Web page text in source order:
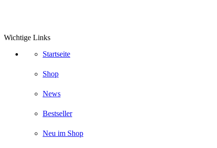
Wichtige Links
Startseite
Shop
News
Bestseller
Neu im Shop